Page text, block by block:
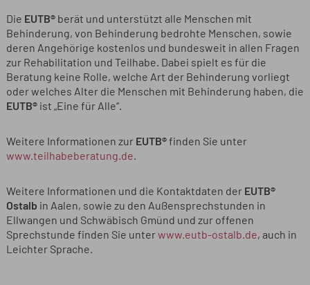
Die EUTB®berät und unterstützt alle Menschen mit
Behinderung, von Behinderung bedrohte Menschen, sowie
deren Angehörige kostenlos und bundesweit in allen Fragen
zur Rehabilitation und Teilhabe. Dabei spielt es für die
Beratung keine Rolle, welche Art der Behinderung vorliegt
oder welches Alter die Menschen mit Behinderung haben, die
EUTB®ist „Eine für Alle“.
Weitere Informationen zur EUTB®finden Sie unter
www.teilhabeberatung.de.
Weitere Informationen und die Kontaktdaten der EUTB®
Ostalb in Aalen, sowie zu den Außensprechstunden in
Ellwangen und Schwäbisch Gmünd und zur offenen
Sprechstunde finden Sie unterwww.eutb-ostalb.de, auch in
Leichter Sprache.